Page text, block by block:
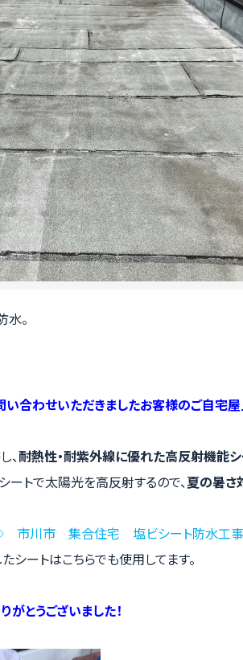
水。
合わせいただきましたお客様のご自宅屋
、耐熱性・耐紫外線に優れた高反射機能シ
トで太陽光を高反射するので、夏の暑さ
市川市 集合住宅 塩ビシート防水工事
ートはこちらでも使用してます。
がとうございました！